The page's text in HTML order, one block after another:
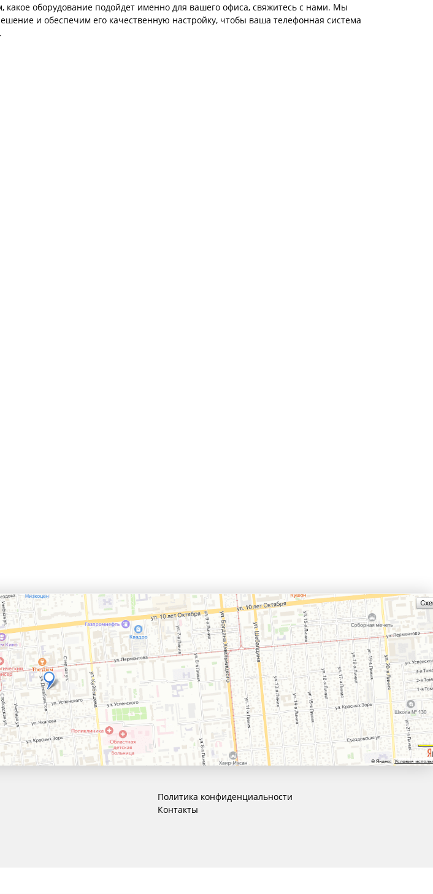
какое оборудование подойдет именно для вашего офиса, свяжитесь с нами. Мы
и обеспечим его качественную настройку, чтобы ваша телефонная система
Политика конфиденциальности
Контакты